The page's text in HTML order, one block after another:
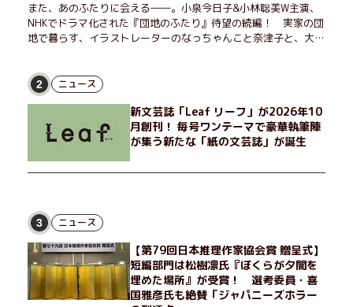
また、あのふたりに会える――。小泉今日子&小林聡美W主演、
NHKでドラマ化された『団地のふたり』待望の続編！ 実家の団
地で暮らす、イラストレーターのなっちゃんこと奈津子と、大学
げたり、部屋でふたりだけの「台湾映画祭」を催したり。50代
独身、幼なじみの変わらぬ友情とささやかな幸せの日々を描く。
2 ニュース
新文芸誌「Leaf リーフ」が2026年10
月創刊！ 毎号ワンテーマで豪華執筆陣
が集う新たな「紙の文芸誌」が誕生
3 ニュース
【第79回日本推理作家協会賞 贈呈式】
短編部門は松樹凛氏『ぼくらが夕闇を
埋めた場所』が受賞！ 選考委員・喜
国雅彦氏も絶賛「ジャパニーズホラー